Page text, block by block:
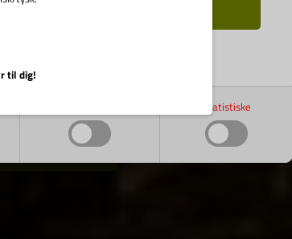
Statistiske
og sol
til dig!